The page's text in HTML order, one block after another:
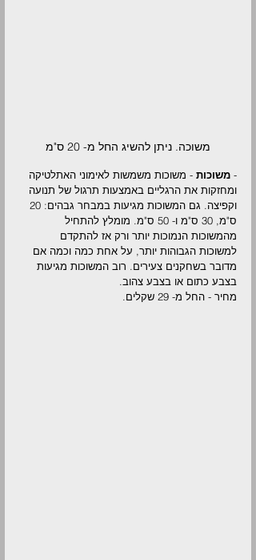
משוכה. ניתן להשיג החל מ- 20 ס"מ
- משוכות - משוכות משמשות לאימוני האתלטיקה
ומחזקות את הרגליים באמצעות תרגול של תנועה
ס"מ, 30 ס"מ ו- 50 ס"מ. מומלץ להתחיל
מהמשוכות הנמוכות יותר ורק אז להתקדם
למשוכות הגבוהות יותר, על אחת כמה וכמה אם
מדובר בשחקנים צעירים. רוב המשוכות מגיעות
בצבע כתום או בצבע צהוב.
מחיר - החל מ- 29 שקלים.